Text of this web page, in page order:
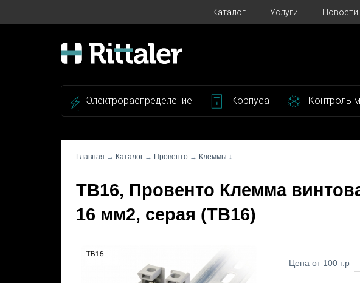
Каталог Услуги Новости
Электрораспределение Корпуса Контроль
Главная → Каталог→ Провенто→ Клеммы ↓
TB16, Провенто Клемма
16 мм2, серая (TB16)
Цена от 100 т.р